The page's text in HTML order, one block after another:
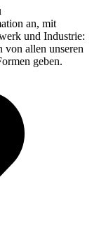
an, mit
und Industrie:
allen unseren
geben.